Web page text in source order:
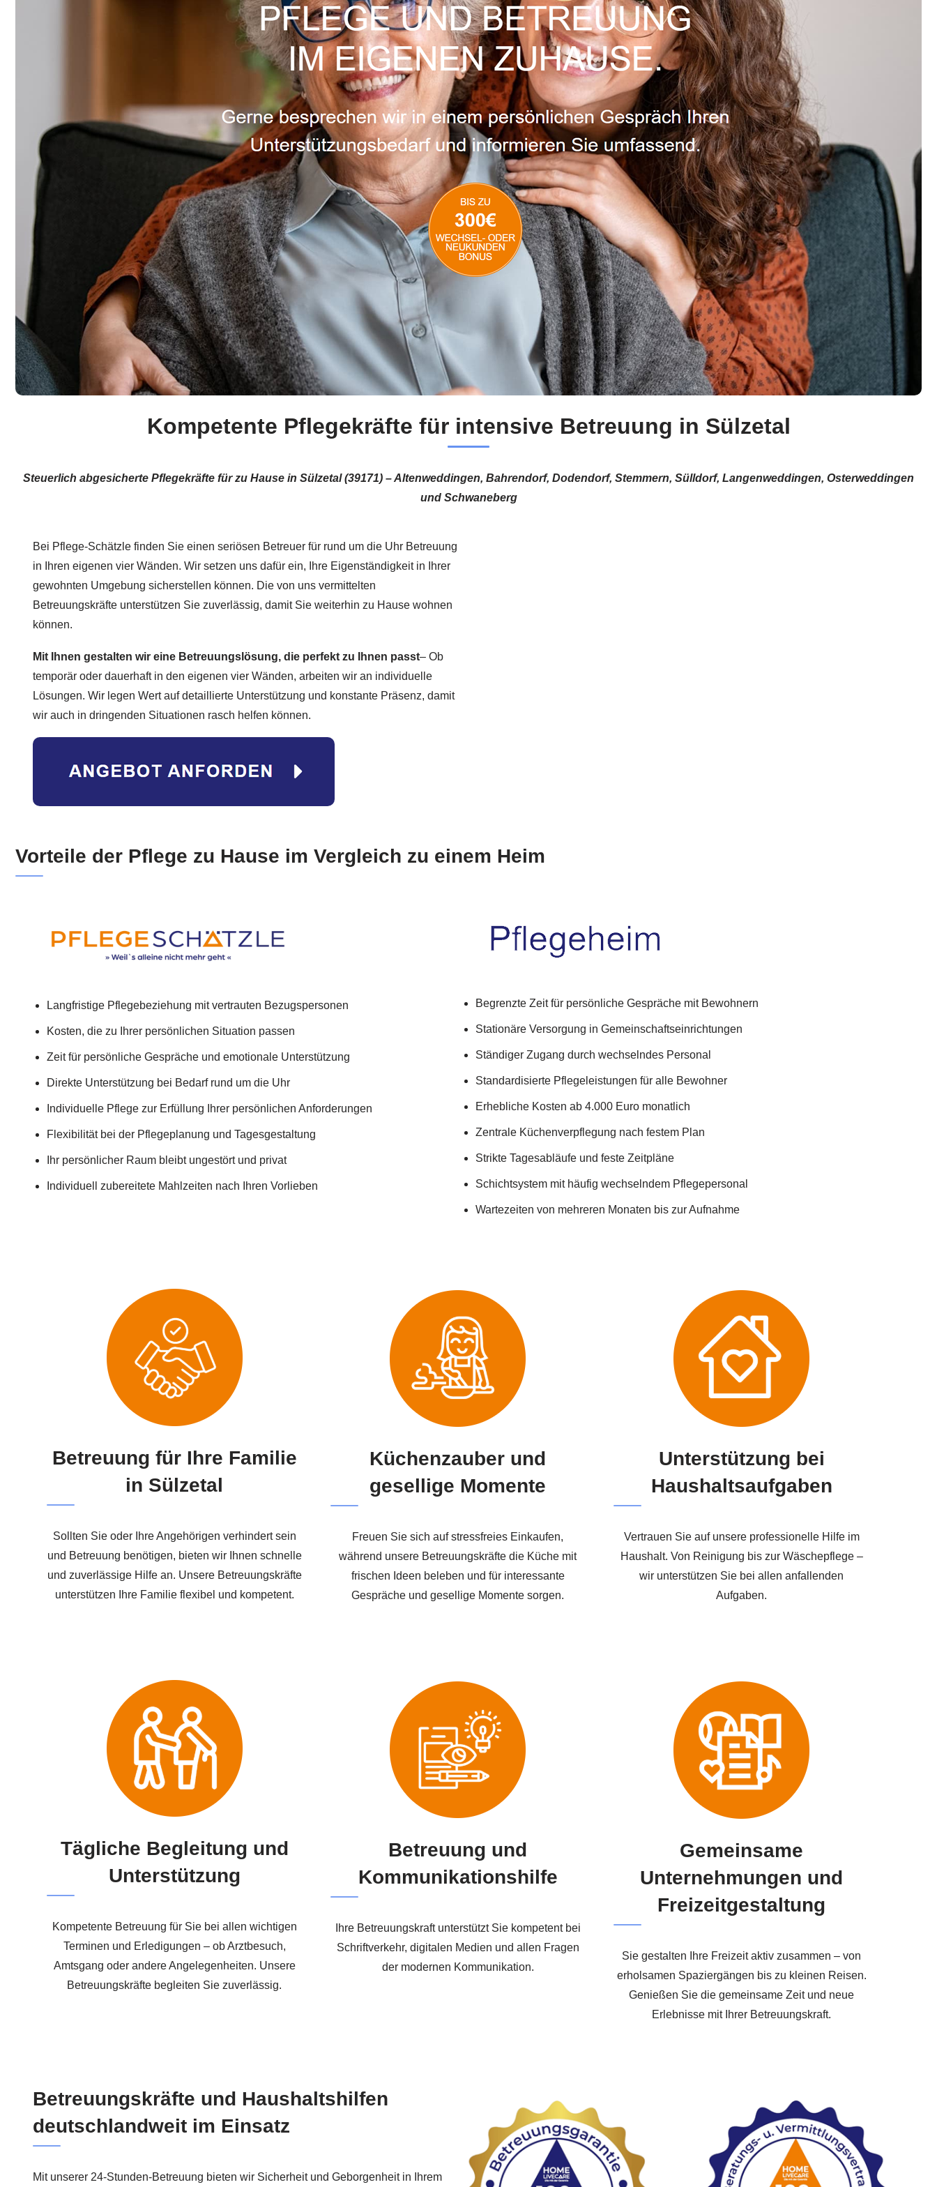
Kompetente Pflegekräfte für intensive Betreuung in Sülzetal
Steuerlich abgesicherte Pflegekräfte für zu Hause in Sülzetal (39171) – Altenweddingen, Bahrendorf, Dodendorf, Stemmern, Sülldorf, Langenweddingen, Osterweddingen
und Schwaneberg
Bei Pflege-Schätzle finden Sie einen seriösen Betreuer für rund um die Uhr Betreuung
in Ihren eigenen vier Wänden. Wir setzen uns dafür ein, Ihre Eigenständigkeit in Ihrer
gewohnten Umgebung sicherstellen können. Die von uns vermittelten
Betreuungskräfte unterstützen Sie zuverlässig, damit Sie weiterhin zu Hause wohnen
können.
Mit Ihnen gestalten wir eine Betreuungslösung, die perfekt zu Ihnen passt– Ob
temporär oder dauerhaft in den eigenen vier Wänden, arbeiten wir an individuelle
Lösungen. Wir legen Wert auf detaillierte Unterstützung und konstante Präsenz, damit
wir auch in dringenden Situationen rasch helfen können.
Vorteile der Pflege zu Hause im Vergleich zu einem Heim
Langfristige Pflegebeziehung mit vertrauten Bezugspersonen
Kosten, die zu Ihrer persönlichen Situation passen
Zeit für persönliche Gespräche und emotionale Unterstützung
Direkte Unterstützung bei Bedarf rund um die Uhr
Individuelle Pflege zur Erfüllung Ihrer persönlichen Anforderungen
Flexibilität bei der Pflegeplanung und Tagesgestaltung
Ihr persönlicher Raum bleibt ungestört und privat
Individuell zubereitete Mahlzeiten nach Ihren Vorlieben
Begrenzte Zeit für persönliche Gespräche mit Bewohnern
Stationäre Versorgung in Gemeinschaftseinrichtungen
Ständiger Zugang durch wechselndes Personal
Standardisierte Pflegeleistungen für alle Bewohner
Erhebliche Kosten ab 4.000 Euro monatlich
Zentrale Küchenverpflegung nach festem Plan
Strikte Tagesabläufe und feste Zeitpläne
Schichtsystem mit häufig wechselndem Pflegepersonal
Wartezeiten von mehreren Monaten bis zur Aufnahme
Betreuung für Ihre Familie
in Sülzetal
Sollten Sie oder Ihre Angehörigen verhindert sein
und Betreuung benötigen, bieten wir Ihnen schnelle
und zuverlässige Hilfe an. Unsere Betreuungskräfte
unterstützen Ihre Familie flexibel und kompetent.
Küchenzauber und
gesellige Momente
Freuen Sie sich auf stressfreies Einkaufen,
während unsere Betreuungskräfte die Küche mit
frischen Ideen beleben und für interessante
Gespräche und gesellige Momente sorgen.
Unterstützung bei
Haushaltsaufgaben
Vertrauen Sie auf unsere professionelle Hilfe im
Haushalt. Von Reinigung bis zur Wäschepflege –
wir unterstützen Sie bei allen anfallenden
Aufgaben.
Tägliche Begleitung und
Unterstützung
Kompetente Betreuung für Sie bei allen wichtigen
Terminen und Erledigungen – ob Arztbesuch,
Amtsgang oder andere Angelegenheiten. Unsere
Betreuungskräfte begleiten Sie zuverlässig.
Betreuung und
Kommunikationshilfe
Ihre Betreuungskraft unterstützt Sie kompetent bei
Schriftverkehr, digitalen Medien und allen Fragen
der modernen Kommunikation.
Gemeinsame
Unternehmungen und
Freizeitgestaltung
Sie gestalten Ihre Freizeit aktiv zusammen – von
erholsamen Spaziergängen bis zu kleinen Reisen.
Genießen Sie die gemeinsame Zeit und neue
Erlebnisse mit Ihrer Betreuungskraft.
Betreuungskräfte und Haushaltshilfen
deutschlandweit im Einsatz
Mit unserer 24-Stunden-Betreuung bieten wir Sicherheit und Geborgenheit in Ihrem